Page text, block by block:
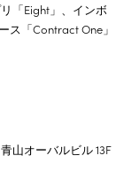
「Eight」、インボ
ス「Contract One」
山オーバルビル 13F